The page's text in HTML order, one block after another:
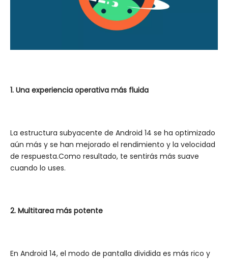
1. Una experiencia operativa más fluida
La estructura subyacente de Android 14 se ha optimizado
aún más y se han mejorado el rendimiento y la velocidad
de respuesta.Como resultado, te sentirás más suave
cuando lo uses.
2. Multitarea más potente
En Android 14, el modo de pantalla dividida es más rico y